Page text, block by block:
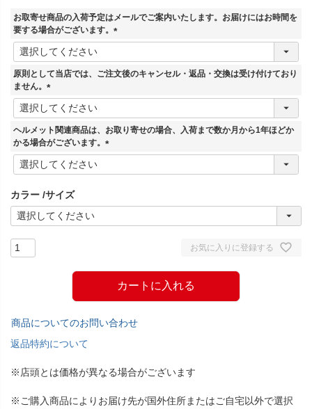
お取寄せ商品の入荷予定はメールでご案内いたします。お届けにはお時間を
要する場合がございます。
(
須
原則として当店では、ご注文後のキャンセル・返品・交換は受け付けており
ません。
(
必
須
)
ヘルメット関連商品は、お取り寄せの場合、入荷まで数か月から1年ほどか
かる場合がございます。
(
カラー サイズ
お気に入りに登録する
カートに入れる
商品についてのお問い合わせ
返品特約について
※店頭とは価格が異なる場合がございます
※ご購入商品によりお届け先が国外住所またはご自宅以外で選択